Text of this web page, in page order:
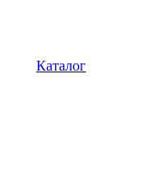
Каталог